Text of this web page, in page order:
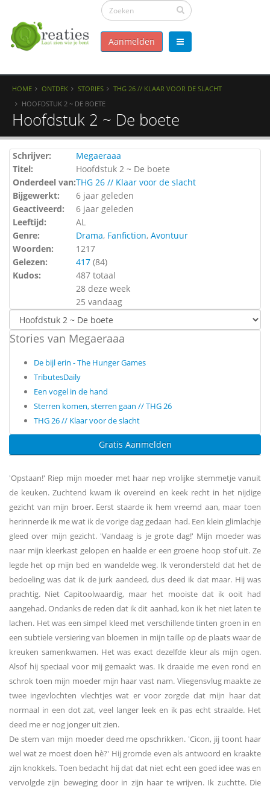
Aanmelden
HOME ONTDEK STORIES
THG 26 // KLAAR VOOR DE SLACHT
HOOFDSTUK 2 ~ DE BOETE
Hoofdstuk 2 ~ De boete
Schrijver:
Megaeraaa
Titel:
Hoofdstuk 2 ~ De boete
Onderdeel van:THG 26 // Klaar voor de slacht
Bijgewerkt:
6 jaar geleden
Geactiveerd:
6 jaar geleden
Leeftijd:
AL
Genre:
Drama, Fanfiction, Avontuur
Woorden:
1217
Gelezen:
417 (84)
Kudos:
487 totaal
28 deze week
25 vandaag
Stories van Megaeraaa
De bijl erin - The Hunger Games
TributesDaily
Een vogel in de hand
Sterren komen, sterren gaan // THG 26
THG 26 // Klaar voor de slacht
Gratis Aanmelden
'Opstaan!' Riep mijn moeder met haar nep vrolijke stemmetje vanuit
de keuken. Zuchtend kwam ik overeind en keek recht in het nijdige
gezicht van mijn broer. Eerst staarde ik hem vreemd aan, maar toen
herinnerde ik me wat ik de vorige dag gedaan had. Een klein glimlachje
gleed over mijn gezicht. 'Vandaag is je grote dag!' Mijn moeder was
naar mijn kleerkast gelopen en haalde er een groene hoop stof uit. Ze
legde het op mijn bed en wandelde weg. Ik verondersteld dat het de
bedoeling was dat ik de jurk aandeed, dus deed ik dat maar. Hij was
prachtig. Niet Capitoolwaardig, maar het mooiste dat ik ooit had
aangehad. Ondanks de reden dat ik dit aanhad, kon ik het niet laten te
lachen. Het was een simpel kleed met verschillende tinten groen in en
een subtiele versiering van bloemen in mijn taille op de plaats waar de
kreuken samenkwamen. Het was exact dezelfde kleur als mijn ogen.
Alsof hij speciaal voor mij gemaakt was. Ik draaide me even rond en
schrok toen mijn moeder mijn haar vast nam. Vliegensvlug maakte ze
twee ingevlochten vlechtjes wat er voor zorgde dat mijn haar dat
normaal in een dot zat, veel langer leek en ik pas echt straalde. Het
deed me er nog jonger uit zien.
De stem van mijn moeder deed me opschrikken. 'Cicon, jij toont haar
wel wat ze moest doen hè?' Hij gromde even als antwoord en kraakte
zijn knokkels. Toen bedacht hij dat dat niet echt een goed idee was en
vervolgde zijn beweging door in zijn haar te wrijven. Ik zuchtte. Die